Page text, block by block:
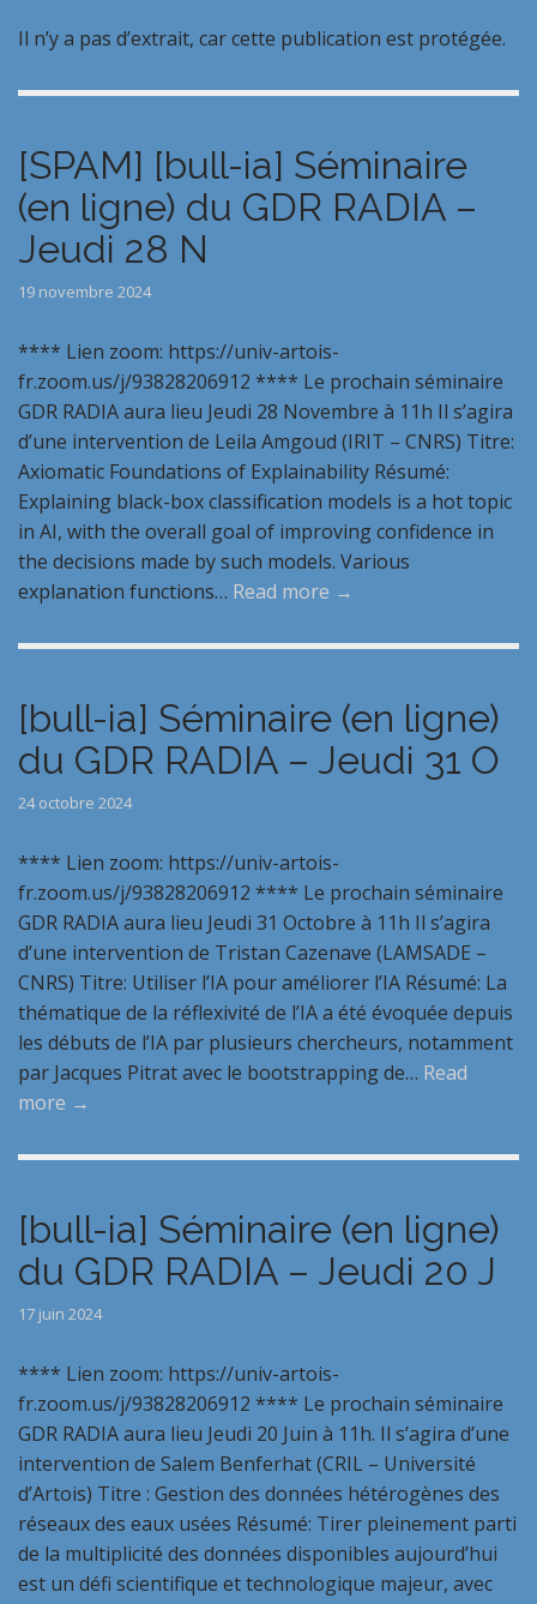
Il n’y a pas d’extrait, car cette publication est protégée.
[SPAM] [bull-ia] Séminaire
(en ligne) du GDR RADIA –
Jeudi 28 N
19 novembre 2024
**** Lien zoom: https://univ-artois-
fr.zoom.us/j/93828206912 **** Le prochain séminaire
GDR RADIA aura lieu Jeudi 28 Novembre à 11h Il s’agira
d’une intervention de Leila Amgoud (IRIT – CNRS) Titre:
Axiomatic Foundations of Explainability Résumé:
Explaining black-box classification models is a hot topic
in AI, with the overall goal of improving confidence in
the decisions made by such models. Various
explanation functions… Read more →
[bull-ia] Séminaire (en ligne)
du GDR RADIA – Jeudi 31 O
24 octobre 2024
**** Lien zoom: https://univ-artois-
fr.zoom.us/j/93828206912 **** Le prochain séminaire
GDR RADIA aura lieu Jeudi 31 Octobre à 11h Il s’agira
d’une intervention de Tristan Cazenave (LAMSADE –
CNRS) Titre: Utiliser l’IA pour améliorer l’IA Résumé: La
thématique de la réflexivité de l’IA a été évoquée depuis
les débuts de l’IA par plusieurs chercheurs, notamment
par Jacques Pitrat avec le bootstrapping de… Read
more →
[bull-ia] Séminaire (en ligne)
du GDR RADIA – Jeudi 20 J
17 juin 2024
**** Lien zoom: https://univ-artois-
fr.zoom.us/j/93828206912 **** Le prochain séminaire
GDR RADIA aura lieu Jeudi 20 Juin à 11h. Il s’agira d’une
intervention de Salem Benferhat (CRIL – Université
d’Artois) Titre : Gestion des données hétérogènes des
réseaux des eaux usées Résumé: Tirer pleinement parti
de la multiplicité des données disponibles aujourd’hui
est un défi scientifique et technologique majeur, avec